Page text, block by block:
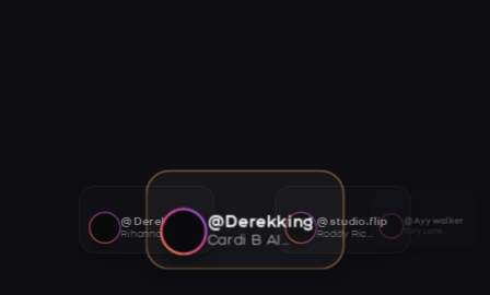
@Derekking
Cardi B AI voice
@studio.flip
Roddy Ricch AI voice
@Ayywalker
@Derekking
Rihanna AI voice